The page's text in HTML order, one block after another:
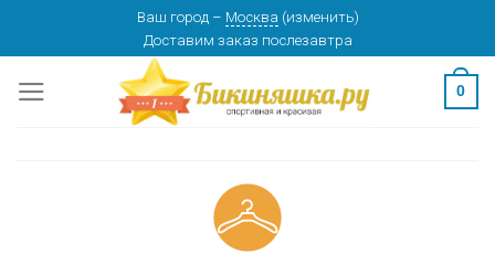
content
Ваш город – Москва (изменить)
Доставим заказ послезавтра
0
изменить